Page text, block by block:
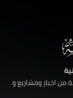
من اخبار ومشاريع و